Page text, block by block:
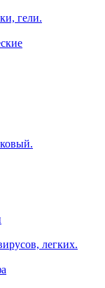
гели.
легких.